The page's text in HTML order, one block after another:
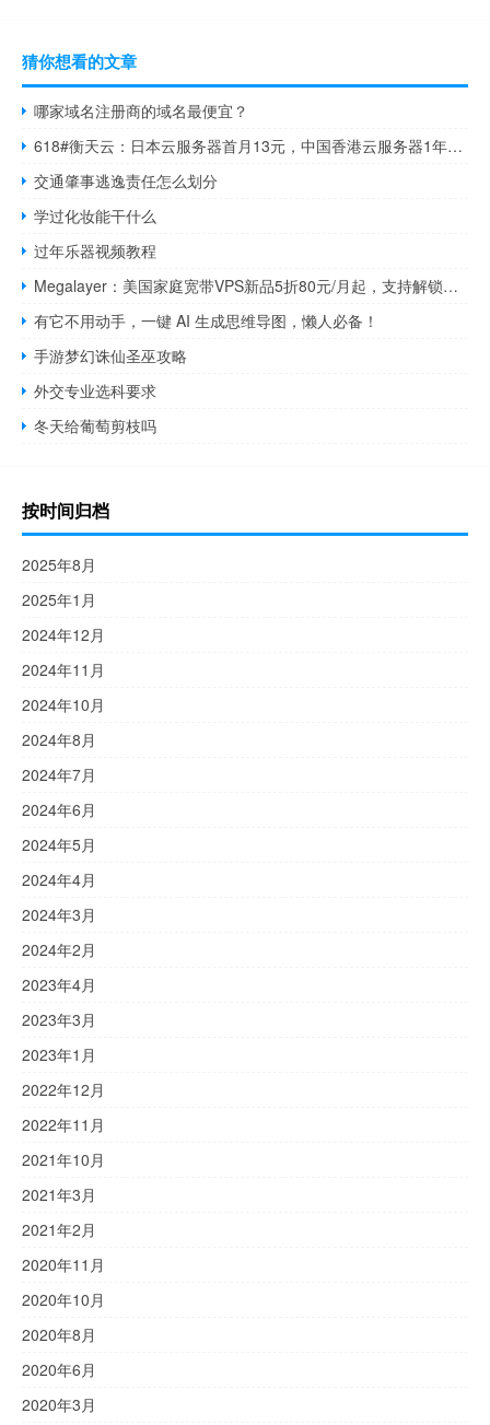
猜你想看的文章
哪家域名注册商的域名最便宜？
618#衡天云：日本云服务器首月13元，中国香港云服务器1年仅需337元
交通肇事逃逸责任怎么划分
学过化妆能干什么
过年乐器视频教程
Megalayer：美国家庭宽带VPS新品5折80元/月起，支持解锁美国电视、流媒体、游戏等多个应用场景
有它不用动手，一键 AI 生成思维导图，懒人必备！
手游梦幻诛仙圣巫攻略
外交专业选科要求
冬天给葡萄剪枝吗
按时间归档
2025年8月
2025年1月
2024年12月
2024年11月
2024年10月
2024年8月
2024年7月
2024年6月
2024年5月
2024年4月
2024年3月
2024年2月
2023年4月
2023年3月
2023年1月
2022年12月
2022年11月
2021年10月
2021年3月
2021年2月
2020年11月
2020年10月
2020年8月
2020年6月
2020年3月